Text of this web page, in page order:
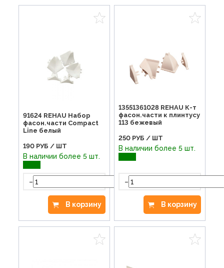
91624 REHAU Набор
фасон.части Compact
Line белый
190 РУБ / ШТ
В наличии более 5 шт.
-
В корзину
13551361028 REHAU К-т
фасон.части к плинтусу
113 бежевый
250 РУБ / ШТ
В наличии более 5 шт.
-
В корзину